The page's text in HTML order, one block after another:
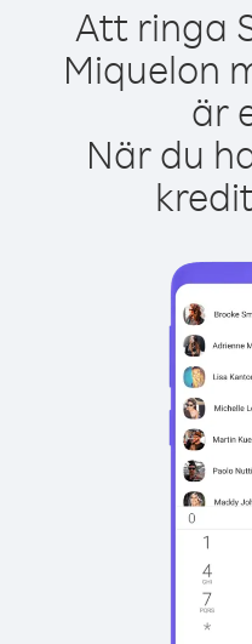
Att ringa
Miquelon
är
När du